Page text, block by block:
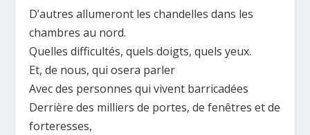
D’autres allumeront les chandelles dans les
chambres au nord.
Quelles difficultés, quels doigts, quels yeux.
Et, de nous, qui osera parler
Avec des personnes qui vivent barricadées
Derrière des milliers de portes, de fenêtres et de
forteresses,